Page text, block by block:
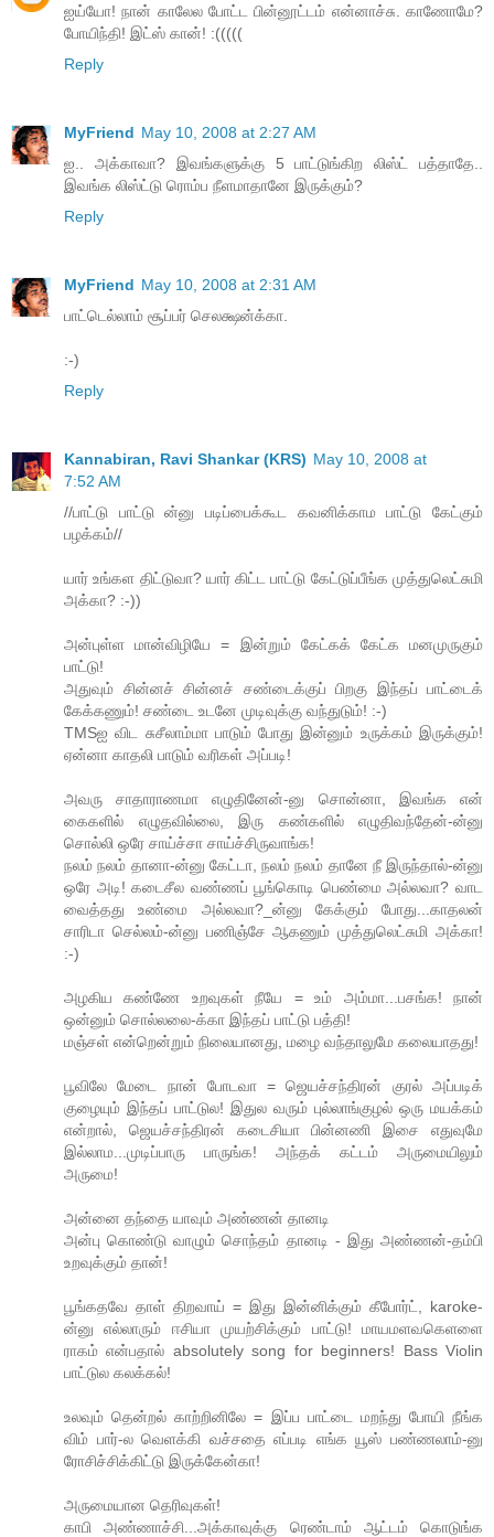
ஐய்யோ! நான் காலேல போட்ட பின்னூட்டம் என்னாச்சு. காணோமே?
போயிந்தி! இட்ஸ் கான்! :(((((
Reply
MyFriend May 10, 2008 at 2:27 AM
ஐ.. அக்காவா? இவங்களுக்கு 5 பாட்டுங்கிற லிஸ்ட் பத்தாதே..
இவங்க லிஸ்ட்டு ரொம்ப நீளமாதானே இருக்கும்?
Reply
MyFriend May 10, 2008 at 2:31 AM
பாட்டெல்லாம் சூப்பர் செலக்ஷன்க்கா.
:-)
Reply
Kannabiran, Ravi Shankar (KRS) May 10, 2008 at
7:52 AM
//பாட்டு பாட்டு ன்னு படிப்பைக்கூட கவனிக்காம பாட்டு கேட்கும்
பழக்கம்//
யார் உங்கள திட்டுவா? யார் கிட்ட பாட்டு கேட்டுப்பீங்க முத்துலெட்சுமி
அக்கா? :-))
அன்புள்ள மான்விழியே = இன்றும் கேட்கக் கேட்க மனமுருகும்
பாட்டு!
அதுவும் சின்னச் சின்னச் சண்டைக்குப் பிறகு இந்தப் பாட்டைக்
கேக்கணும்! சண்டை உடனே முடிவுக்கு வந்துடும்! :-)
TMSஐ விட சுசீலாம்மா பாடும் போது இன்னும் உருக்கம் இருக்கும்!
ஏன்னா காதலி பாடும் வரிகள் அப்படி!
அவரு சாதாராணமா எழுதினேன்-னு சொன்னா, இவங்க என்
கைகளில் எழுதவில்லை, இரு கண்களில் எழுதிவந்தேன்-ன்னு
சொல்லி ஒரே சாய்ச்சா சாய்ச்சிருவாங்க!
நலம் நலம் தானா-ன்னு கேட்டா, நலம் நலம் தானே நீ இருந்தால்-ன்னு
ஒரே அடி! கடைசீல வண்ணப் பூங்கொடி பெண்மை அல்லவா? வாட
வைத்தது உண்மை அல்லவா?_ன்னு கேக்கும் போது...காதலன்
சாரிடா செல்லம்-ன்னு பணிஞ்சே ஆகணும் முத்துலெட்சுமி அக்கா!
:-)
அழகிய கண்ணே உறவுகள் நீயே = உம் அம்மா...பசங்க! நான்
ஒன்னும் சொல்லலை-க்கா இந்தப் பாட்டு பத்தி!
மஞ்சள் என்றென்றும் நிலையானது, மழை வந்தாலுமே கலையாதது!
பூவிலே மேடை நான் போடவா = ஜெயச்சந்திரன் குரல் அப்படிக்
குழையும் இந்தப் பாட்டுல! இதுல வரும் புல்லாங்குழல் ஒரு மயக்கம்
என்றால், ஜெயச்சந்திரன் கடைசியா பின்னணி இசை எதுவுமே
இல்லாம...முடிப்பாரு பாருங்க! அந்தக் கட்டம் அருமையிலும்
அருமை!
அன்னை தந்தை யாவும் அண்ணன் தானடி
அன்பு கொண்டு வாழும் சொந்தம் தானடி - இது அண்ணன்-தம்பி
உறவுக்கும் தான்!
பூங்கதவே தாள் திறவாய் = இது இன்னிக்கும் கீபோர்ட், karoke-
ன்னு எல்லாரும் ஈசியா முயற்சிக்கும் பாட்டு! மாயமளவகெளளை
ராகம் என்பதால் absolutely song for beginners! Bass Violin
பாட்டுல கலக்கல்!
உலவும் தென்றல் காற்றினிலே = இப்ப பாட்டை மறந்து போயி நீங்க
விம் பார்-ல வெளக்கி வச்சதை எப்படி எங்க யூஸ் பண்ணலாம்-னு
ரோசிச்சிக்கிட்டு இருக்கேன்கா!
அருமையான தெரிவுகள்!
காபி அண்ணாச்சி...அக்காவுக்கு ரெண்டாம் ஆட்டம் கொடுங்க